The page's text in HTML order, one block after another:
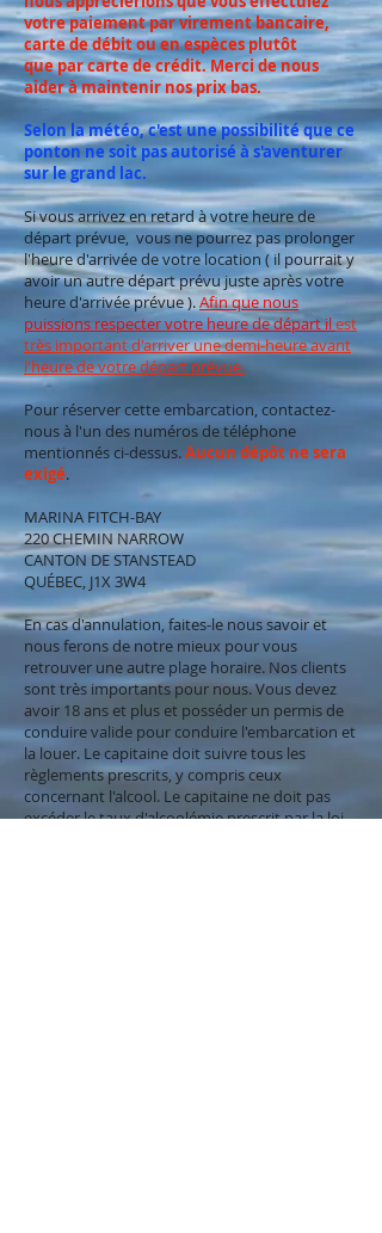
votre paiement par virement bancaire,
carte de débit ou en espèces plutôt
que par carte de crédit. Merci de nous
aider à maintenir nos prix bas.
Selon lamétéo, c'est une possibilité que ce
ponton ne soit pas autorisé à s'aventurer
sur le grand lac.
Si vous arrivez en retard à votre heure de
départ prévue, vous ne pourrez pas prolonger
l'heure d'arrivée de votre location ( il pourrait y
avoir un autre départ prévu juste après votre
heure d'arrivée prévue ).Afin que nous
puissions respecter votre heure de départ ilest
très important d'arriver une demi-heure avant
l'heure de votre départ prévue.
Pour réserver cette embarcation, contactez-
nous à l'un des numéros de téléphone
mentionnés ci-dessus.Aucun dépôt ne sera
exigé.
MARINA FITCH-BAY
220 CHEMIN NARROW
CANTON DE STANSTEAD
QUÉBEC, J1X 3W4
En cas d'annulation, faites-le nous savoir et
nous ferons de notre mieux pour vous
retrouver une autre plage horaire. Nos clients
sont très importants pour nous. Vous devez
avoir 18 ans et plus et posséder un permis de
conduire valide pour conduire l'embarcation et
la louer. Le capitaine doit suivre tous les
règlements prescrits, y compris ceux
concernant l'alcool. Le capitaine ne doit pas
excéder le taux d'alcoolémie prescrit par la loi.